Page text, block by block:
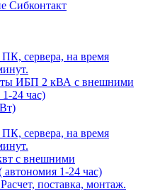
Сибконтакт
сервера, на время
ИБП 2 кВА с внешними
24 час)
сервера, на время
с внешними
автономия 1-24 час)
поставка, монтаж.